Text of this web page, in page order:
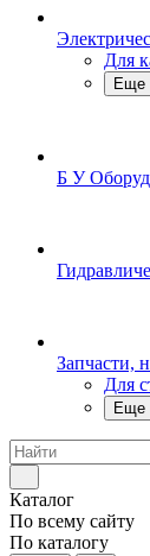
Для
Еще
Б У
Запчасти,
Для
Еще
Каталог
По всему сайту
По каталогу